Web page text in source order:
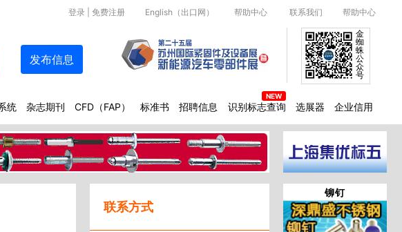
English（出口网） 帮助中心 联系我们 帮助中心
登录 免费注册
发布信息
统 杂志期刊 CFD（FAP） 标准书 招聘信息 识别标志查询 选展器 企业信用
金
蜘
蛛
公
众
号
铆钉
联系方式